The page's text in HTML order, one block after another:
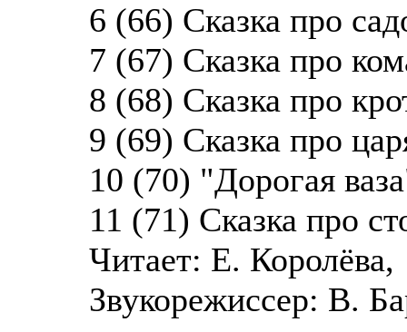
6 (66) Сказка про
7 (67) Сказка про
8 (68) Сказка про
9 (69) Сказка про
10 (70) "Дорогая
11 (71) Сказка про
Читает: Е. Королёва,
Звукорежиссер: В.